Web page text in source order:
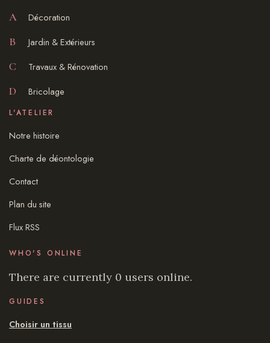
A Décoration
B Jardin & Extérieurs
C Travaux & Rénovation
D Bricolage
L'ATELIER
Notre histoire
Charte de déontologie
Contact
Plan du site
Flux RSS
WHO'S ONLINE
There are currently 0 users online.
GUIDES
Choisir un tissu